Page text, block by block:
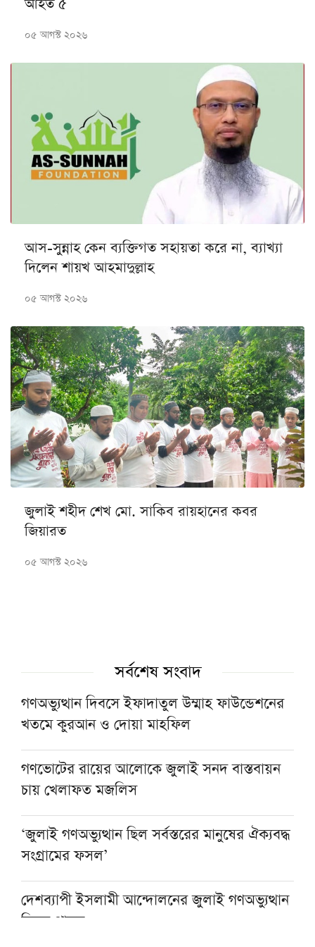
আহত ৫
০৫ আগস্ট ২০২৬
আস-সুন্নাহ কেন ব্যক্তিগত সহায়তা করে না, ব্যাখ্যা
দিলেন শায়খ আহমাদুল্লাহ
০৫ আগস্ট ২০২৬
জুলাই শহীদ শেখ মো. সাকিব রায়হানের কবর
জিয়ারত
০৫ আগস্ট ২০২৬
সর্বশেষ সংবাদ
গণঅভ্যুত্থান দিবসে ইফাদাতুল উম্মাহ ফাউন্ডেশনের
খতমে কুরআন ও দোয়া মাহফিল
গণভোটের রায়ের আলোকে জুলাই সনদ বাস্তবায়ন
চায় খেলাফত মজলিস
‘জুলাই গণঅভ্যুত্থান ছিল সর্বস্তরের মানুষের ঐক্যবদ্ধ
সংগ্রামের ফসল’
দেশব্যাপী ইসলামী আন্দোলনের জুলাই গণঅভ্যুত্থান
দিবস পালন